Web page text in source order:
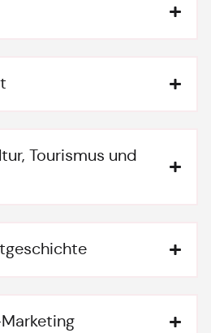
Tourismus und